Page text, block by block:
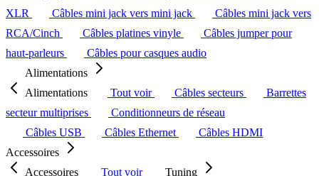
XLR
Câbles mini jack vers mini jack
Câbles mini jack vers
RCA/Cinch
Câbles platines vinyle
Câbles jumper pour
haut-parleurs
Câbles pour casques audio
Alimentations
Alimentations
Tout voir Câbles secteurs
Barrettes
secteur multiprises
Conditionneurs de réseau
Câbles USB
Câbles Ethernet
Câbles HDMI
Accessoires
Accessoires
Tout voir
Tuning